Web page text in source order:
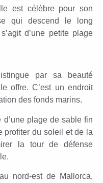
est célèbre pour son
qui descend le long
d’une petite plage
par sa beauté
offre. C’est un endroit
des fonds marins.
plage de sable fin
profiter du soleil et de la
la tour de défense
nord-est de Mallorca,